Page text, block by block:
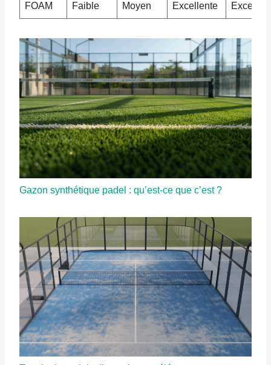
FOAM Faible Moyen Excellente Excellent
Gazon synthétique padel : qu’est-ce que c’est ?